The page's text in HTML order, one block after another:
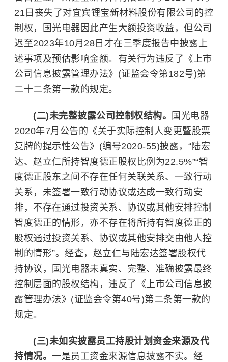
21日丧失了对宜宾锂宝新材料股份有限公司的控
制权，国光电器因此产生大额投资收益，但公司
迟至2023年10月28日才在三季度报告中披露上
述事项及预估影响金额。有关行为违反了《上市
公司信息披露管理办法》(证监会令第182号)第
二十二条第一款的规定。
(二)未完整披露公司控制权结构。
国光电器
2020年7月公告的《关于实际控制人变更暨股票
复牌的提示性公告》(编号2020-55)披露，“陆宏
达、赵立仁所持智度德正股权比例为22.5%”“智
度德正股东之间不存在任何关联关系、一致行动
关系，未签署一致行动协议或达成一致行动安
排，不存在通过投资关系、协议或其他安排控制
智度德正的情形，亦不存在将所持有智度德正的
股权通过投资关系、协议或其他安排交由他人控
制的情形”。经查，赵立仁与陆宏达签署股权代
持协议，国光电器未真实、完整、准确披露最终
控制层面的股权结构，违反了《上市公司信息披
露管理办法》(证监会令第40号)第二条第一款的
规定。
(三)未如实披露员工持股计划资金来源及代
持情况。 一是员工资金来源信息披露不实。经